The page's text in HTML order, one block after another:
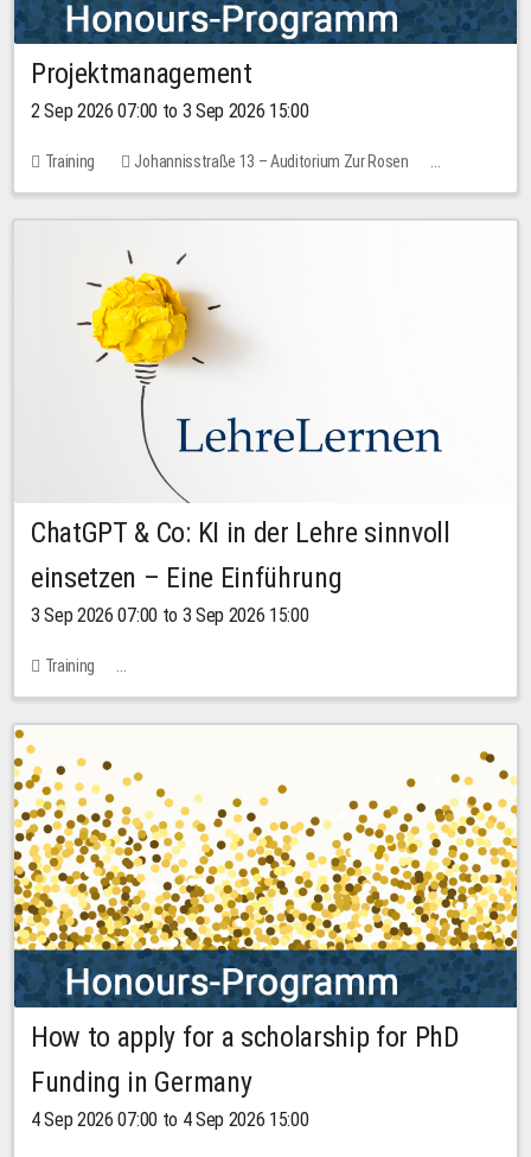
Projektmanagement
2 Sep 2026 07:00 to 3 Sep 2026 15:00
Training
Johannisstraße 13 – Auditorium Zur Rosen
1 place
ChatGPT & Co: KI in der Lehre sinnvoll
einsetzen – Eine Einführung
3 Sep 2026 07:00 to 3 Sep 2026 15:00
Training
Bachstraße 18k - SR 102 (Seminarraum Servicestelle LehreLernen)
How to apply for a scholarship for PhD
Funding in Germany
4 Sep 2026 07:00 to 4 Sep 2026 15:00